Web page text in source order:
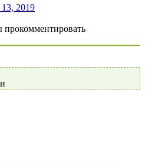
2019
прокомментировать